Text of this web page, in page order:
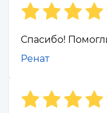
Спасибо!
Ренат